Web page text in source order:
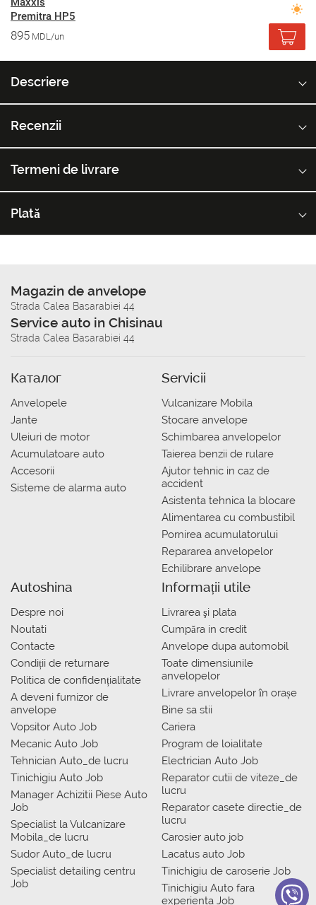
Premitra HP5
895 MDL/un
Descriere
Recenzii
Termeni de livrare
Plată
Magazin de anvelope
Strada Calea Basarabiei 44
Service auto in Chisinau
Strada Calea Basarabiei 44
Каталог
Anvelopele
Jante
Uleiuri de motor
Acumulatoare auto
Accesorii
Sisteme de alarma auto
Servicii
Vulcanizare Mobila
Stocare anvelope
Schimbarea anvelopelor
Taierea benzii de rulare
Ajutor tehnic in caz de
accident
Asistenta tehnica la blocare
Alimentarea cu combustibil
Pornirea acumulatorului
Repararea anvelopelor
Echilibrare anvelope
Autoshina
Despre noi
Noutati
Contacte
Condiții de returnare
Politica de confidențialitate
A deveni furnizor de
anvelope
Vopsitor Auto Job
Mecanic Auto Job
Tehnician Auto_de lucru
Tinichigiu Auto Job
Manager Achizitii Piese Auto
Job
Specialist la Vulcanizare
Mobila_de lucru
Sudor Auto_de lucru
Specialist detailing centru
Job
Informații utile
Livrarea şi plata
Сumpăra in credit
Anvelope dupa automobil
Toate dimensiunile
anvelopelor
Livrare anvelopelor în orașe
Bine sa stii
Cariera
Program de loialitate
Electrician Auto Job
Reparator cutii de viteze_de
lucru
Reparator casete directie_de
lucru
Carosier auto job
Lacatus auto Job
Tinichigiu de caroserie Job
Tinichigiu Auto fara
experienta Job